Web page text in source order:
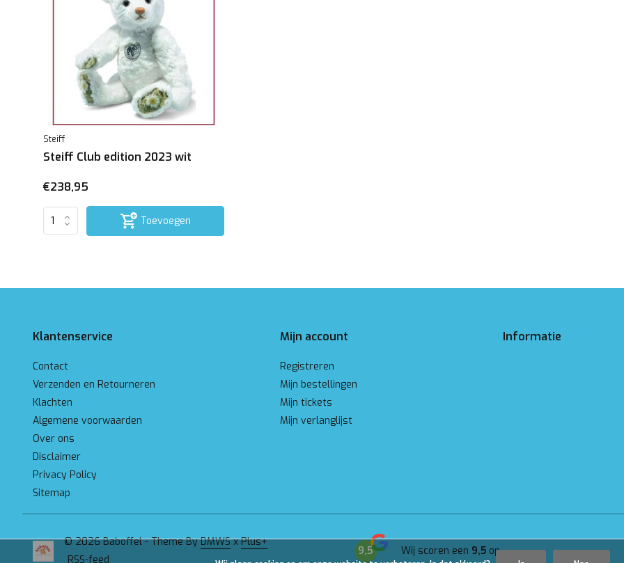
Steiff
Steiff Club edition 2023 wit
€238,95
Toevoegen
Klantenservice
Contact
Verzenden en Retourneren
Klachten
Algemene voorwaarden
Over ons
Disclaimer
Privacy Policy
Sitemap
Mijn account
Registreren
Mijn bestellingen
Mijn tickets
Mijn verlanglijst
Informatie
© 2026 Baboffel - Theme ByDMWSxPlus+
RSS-feed
9,5 Wij scoren een 9,5opGoogle